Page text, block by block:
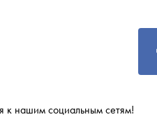
к нашим социальным сетям!